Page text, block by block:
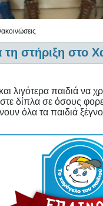
τη στήριξη στο
λιγότερα παιδιά να
δίπλα σε όσους
όλα τα παιδιά